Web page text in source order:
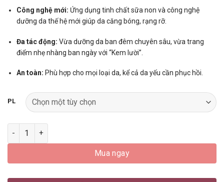
Công nghệ mới: Ứng dụng tinh chất sữa non và công nghệ
dưỡng da thế hệ mới giúp da căng bóng, rạng rỡ.
Đa tác động: Vừa dưỡng da ban đêm chuyên sâu, vừa trang
điểm nhẹ nhàng ban ngày với “Kem lười”.
An toàn: Phù hợp cho mọi loại da, kể cả da yếu cần phục hồi.
PL
Số lượng
Mua ngay